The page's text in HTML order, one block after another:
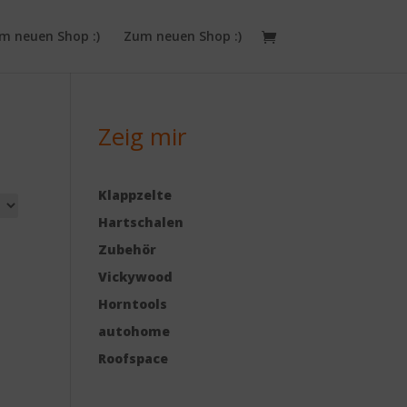
neuen Shop :) Zum neuen Shop :)
Zeig mir
Klappzelte
Hartschalen
Zubehör
Vickywood
Horntools
autohome
Roofspace